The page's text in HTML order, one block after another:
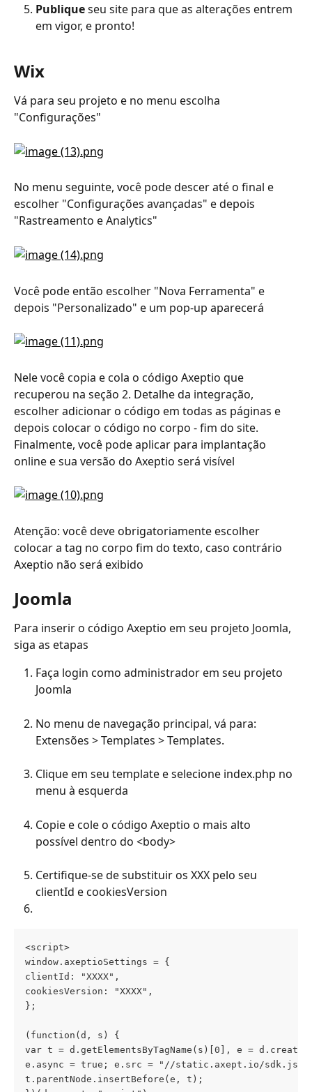
Publique seu site para que as alterações entrem
em vigor, e pronto!
Wix
Vá para seu projeto e no menu escolha
"Configurações"
No menu seguinte, você pode descer até o final e
escolher "Configurações avançadas" e depois
"Rastreamento e Analytics"
Você pode então escolher "Nova Ferramenta" e
depois "Personalizado" e um pop-up aparecerá
Nele você copia e cola o código Axeptio que
recuperou na seção 2. Detalhe da integração,
escolher adicionar o código em todas as páginas e
depois colocar o código no corpo - fim do site.
Finalmente, você pode aplicar para implantação
online e sua versão do Axeptio será visível
Atenção: você deve obrigatoriamente escolher
colocar a tag no corpo fim do texto, caso contrário
Axeptio não será exibido
Joomla
Para inserir o código Axeptio em seu projeto Joomla,
siga as etapas
Faça login como administrador em seu projeto
Joomla
No menu de navegação principal, vá para:
Extensões > Templates > Templates.
Clique em seu template e selecione index.php no
menu à esquerda
Copie e cole o código Axeptio o mais alto
possível dentro do <body>
Certifique-se de substituir os XXX pelo seu
clientId e cookiesVersion
<script>
window.axeptioSettings = {
clientId: "XXXX",
cookiesVersion: "XXXX",
};
(function(d, s) {
var t = d.getElementsByTagName(s)[0], e =
e.async = true; e.src = "//static.axept.io/sdk.js";
t.parentNode.insertBefore(e, t);